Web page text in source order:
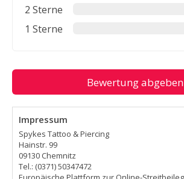
2 Sterne
1 Sterne
Bewertung abgeben
Impressum
Spykes Tattoo & Piercing
Hainstr. 99
09130 Chemnitz
Tel.: (0371) 50347472